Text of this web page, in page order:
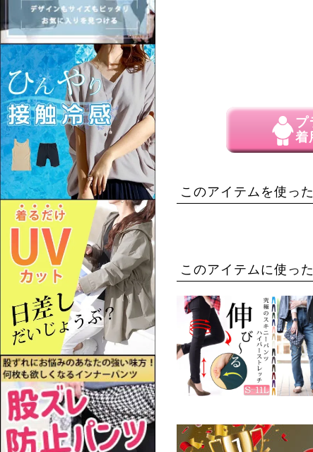
プ
着
このアイテムを使っ
このアイテムに使っ